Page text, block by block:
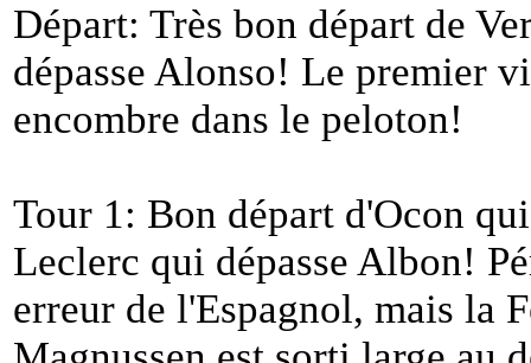
Départ: Très bon départ de
dépasse Alonso! Le premier
encombre dans le peloton!
Tour 1: Bon départ d'Ocon
Leclerc qui dépasse Albon!
erreur de l'Espagnol, mais la